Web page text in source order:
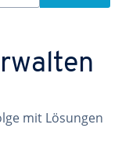
mit Lösungen